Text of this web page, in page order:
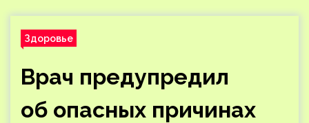
Здоровье
Врач предупредил
об опасных причинах